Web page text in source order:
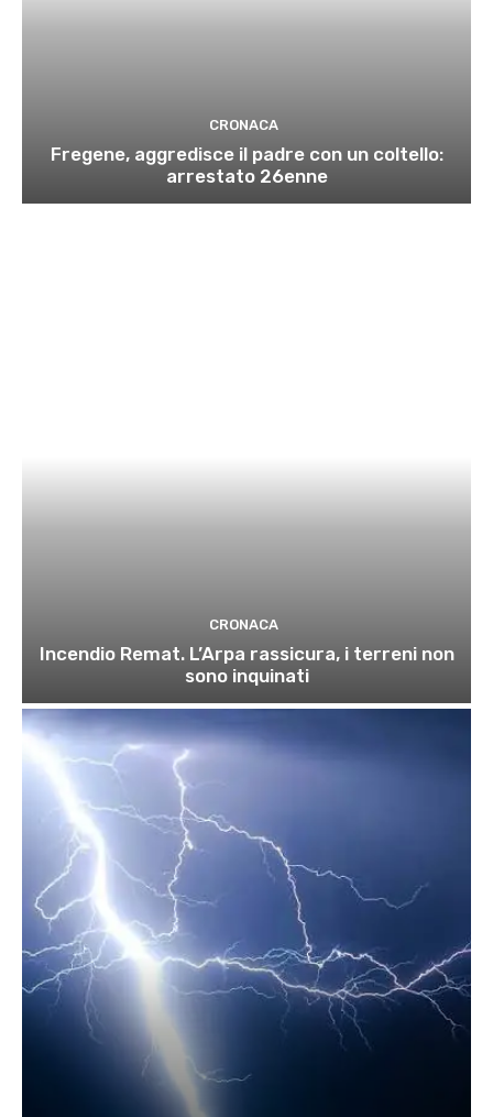
CRONACA
Fregene, aggredisce il padre con un coltello:
arrestato 26enne
CRONACA
Incendio Remat. L’Arpa rassicura, i terreni non
sono inquinati